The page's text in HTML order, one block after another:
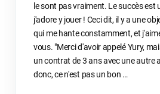
le sont pas vraiment. Le succès est
j'adore y jouer ! Ceci dit, il y a une
qui me hante constamment, et
vous. "Merci d'avoir appelé Yury,
un contrat de 3 ans avec une autre
donc, ce n'est pas un bon …